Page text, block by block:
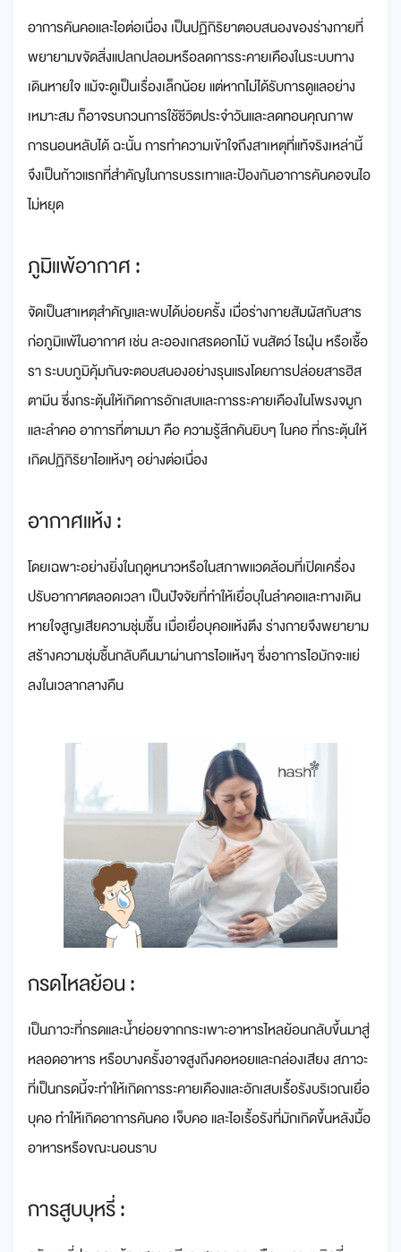
อาการคันคอและไอต่อเนื่อง เป็นปฏิกิริยาตอบสนองของร่างกายที่
พยายามขจัดสิ่งแปลกปลอมหรือลดการระคายเคืองในระบบทาง
เดินหายใจ แม้จะดูเป็นเรื่องเล็กน้อย แต่หากไม่ได้รับการดูแลอย่าง
เหมาะสม ก็อาจรบกวนการใช้ชีวิตประจำวันและลดทอนคุณภาพ
การนอนหลับได้ ฉะนั้น การทำความเข้าใจถึงสาเหตุที่แท้จริงเหล่านี้
จึงเป็นก้าวแรกที่สำคัญในการบรรเทาและป้องกันอาการคันคอจนไอ
ไม่หยุด
ภูมิแพ้อากาศ :
จัดเป็นสาเหตุสำคัญและพบได้บ่อยครั้ง เมื่อร่างกายสัมผัสกับสาร
ก่อภูมิแพ้ในอากาศ เช่น ละอองเกสรดอกไม้ ขนสัตว์ ไรฝุ่น หรือเชื้อ
รา ระบบภูมิคุ้มกันจะตอบสนองอย่างรุนแรงโดยการปล่อยสารฮิส
ตามีน ซึ่งกระตุ้นให้เกิดการอักเสบและการระคายเคืองในโพรงจมูก
และลำคอ อาการที่ตามมา คือ ความรู้สึกคันยิบๆ ในคอ ที่กระตุ้นให้
เกิดปฏิกิริยาไอแห้งๆ อย่างต่อเนื่อง
อากาศแห้ง :
โดยเฉพาะอย่างยิ่งในฤดูหนาวหรือในสภาพแวดล้อมที่เปิดเครื่อง
ปรับอากาศตลอดเวลา เป็นปัจจัยที่ทำให้เยื่อบุในลำคอและทางเดิน
หายใจสูญเสียความชุ่มชื้น เมื่อเยื่อบุคอแห้งตึง ร่างกายจึงพยายาม
สร้างความชุ่มชื้นกลับคืนมาผ่านการไอแห้งๆ ซึ่งอาการไอมักจะแย่
ลงในเวลากลางคืน
กรดไหลย้อน :
เป็นภาวะที่กรดและน้ำย่อยจากกระเพาะอาหารไหลย้อนกลับขึ้นมาสู่
หลอดอาหาร หรือบางครั้งอาจสูงถึงคอหอยและกล่องเสียง สภาวะ
ที่เป็นกรดนี้จะทำให้เกิดการระคายเคืองและอักเสบเรื้อรังบริเวณเยื่อ
บุคอ ทำให้เกิดอาการคันคอ เจ็บคอ และไอเรื้อรังที่มักเกิดขึ้นหลังมื้อ
อาหารหรือขณะนอนราบ
การสูบบุหรี่ :